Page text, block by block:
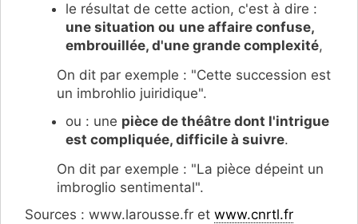
le résultat de cette action, c'est à dire :
une situation ou une affaire confuse,
embrouillée, d'une grande complexité,
On dit par exemple : "Cette succession est
un imbrohlio juiridique".
ou : une pièce de théâtre dont l'intrigue
est compliquée, difficile à suivre.
On dit par exemple : "La pièce dépeint un
imbroglio sentimental".
Sources : www.larousse.fr et www.cnrtl.fr